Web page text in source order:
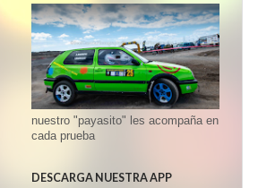
nuestro "payasito" les acompaña en
cada prueba
DESCARGA NUESTRA APP